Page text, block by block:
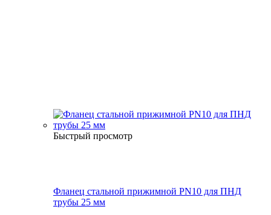
Быстрый просмотр
Фланец стальной прижимной PN10 для ПНД
трубы 25 мм